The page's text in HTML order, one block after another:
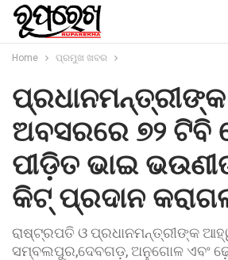
Home ପ୍ରମୁଖ ଖବର
ଅବସରରେ ୭୨ ଟିବି
ପୀଡ଼ିତ ଭାଇ
କିଟ୍ ପ୍ରଦାନ
ରାଷ୍ଟ୍ରପତି ଓ ପ୍ରଧାନମନ୍ତ୍ରୀଙ୍କ
ସମ୍ବଲପୁର,ଦେବଗଡ଼, ଅନୁଗୋଳ ଏବଂ